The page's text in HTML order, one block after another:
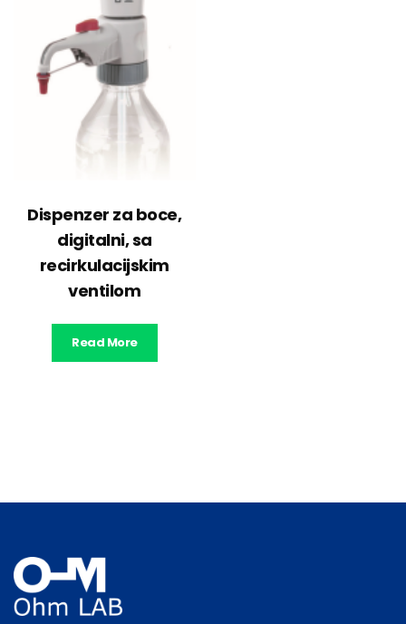
Dispenzer za boce,
digitalni, sa
recirkulacijskim
ventilom
Read More